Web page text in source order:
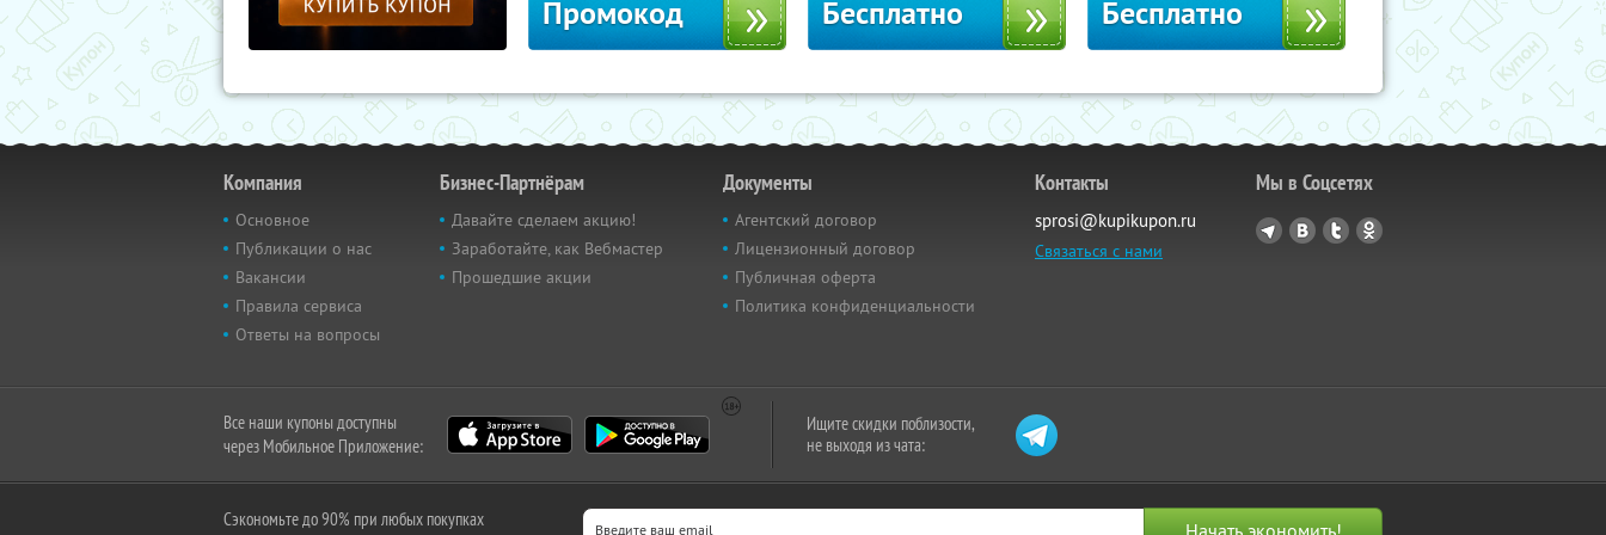
Промокод Бесплатно Бесплатно
Компания
Основное
Публикации о нас
Вакансии
Правила сервиса
Ответы на вопросы
Бизнес-Партнёрам
Давайте сделаем акцию!
Заработайте, как Вебмастер
Прошедшие акции
Документы
Агентский договор
Лицензионный договор
Публичная оферта
Политика конфиденциальности
Контакты
sprosi@kupikupon.ru
Связаться с нами
Мы в Соцсетях
Все наши купоны доступны
через Мобильное Приложение:
Ищите скидки поблизости,
не выходя из чата:
Сэкономьте до 90% при любых покупках